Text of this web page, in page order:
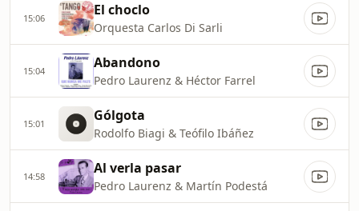
15:06 El choclo
Orquesta Carlos Di Sarli
15:04 Abandono
Pedro Laurenz & Héctor Farrel
15:01 Gólgota
Rodolfo Biagi & Teófilo Ibáñez
14:58 Al verla pasar
Pedro Laurenz & Martín Podestá